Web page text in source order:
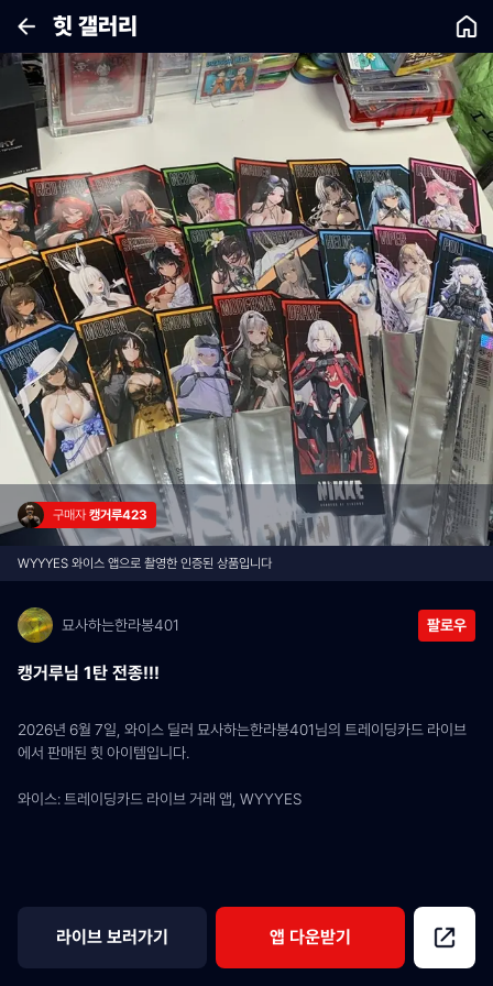
힛 갤러리
구매자 캥거루423
WYYYES 와이스 앱으로 촬영한 인증된 상품입니다
묘사하는한라봉401 팔로우
캥거루님 1탄 전종!!!
2026년 6월 7일, 와이스 딜러 묘사하는한라봉401님의 트레이딩카드 라이브
에서 판매된 힛 아이템입니다.
와이스: 트레이딩카드 라이브 거래 앱, WYYYES
라이브 보러가기 앱 다운받기